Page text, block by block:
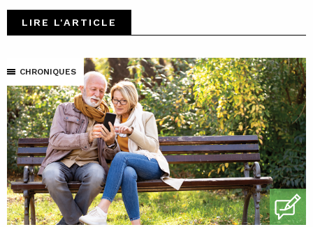
LIRE L'ARTICLE
CHRONIQUES